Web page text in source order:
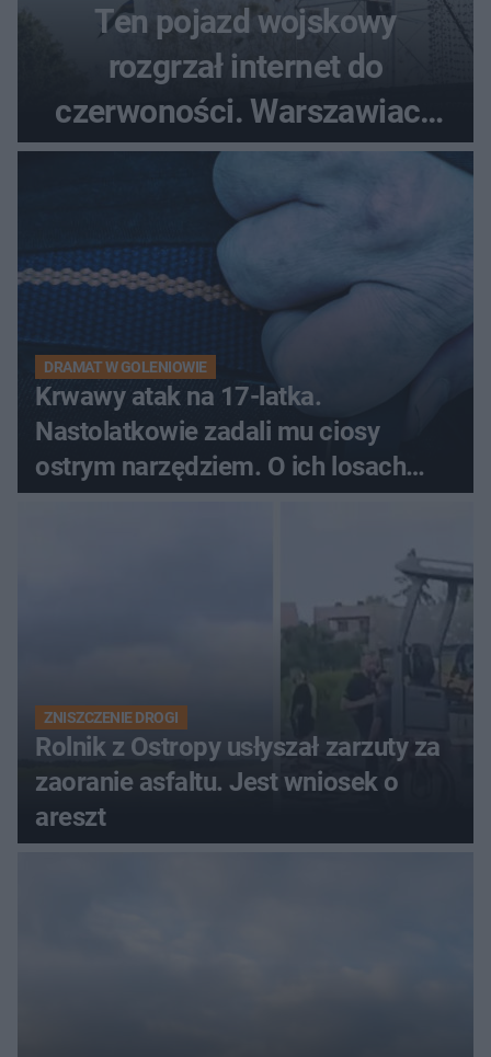
Ten pojazd wojskowy
rozgrzał internet do
czerwoności. Warszawiacy
pytali, czy to Mad Max!
DRAMAT W GOLENIOWIE
Krwawy atak na 17-latka.
Nastolatkowie zadali mu ciosy
ostrym narzędziem. O ich losach
zdecyduje sąd rodzinny
ZNISZCZENIE DROGI
Rolnik z Ostropy usłyszał zarzuty za
zaoranie asfaltu. Jest wniosek o
areszt